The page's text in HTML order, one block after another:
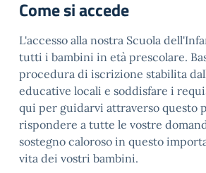
Come si accede
L'accesso alla nostra Scuola
tutti i bambini in età prescolare.
procedura di iscrizione stabilita
educative locali e soddisfare i
qui per guidarvi attraverso questo
rispondere a tutte le vostre
sostegno caloroso in questo
vita dei vostri bambini.